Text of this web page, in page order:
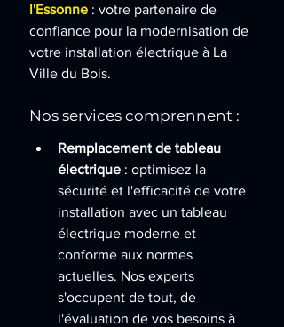
l'Essonne : votre partenaire de
confiance pour la modernisation de
votre installation électrique à La
Ville du Bois.
Nos services comprennent :
Remplacement de tableau
électrique : optimisez la
sécurité et l'efficacité de votre
installation avec un tableau
électrique moderne et
conforme aux normes
actuelles. Nos experts
s'occupent de tout, de
l'évaluation de vos besoins à